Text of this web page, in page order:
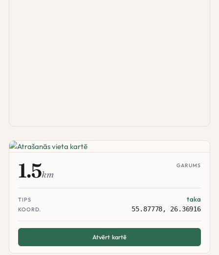
1.5km
GARUMS
TIPS taka
KOORD. 55.87778, 26.36916
Atvērt kartē